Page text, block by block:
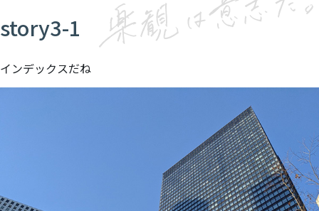
story3-1
インデックスだね